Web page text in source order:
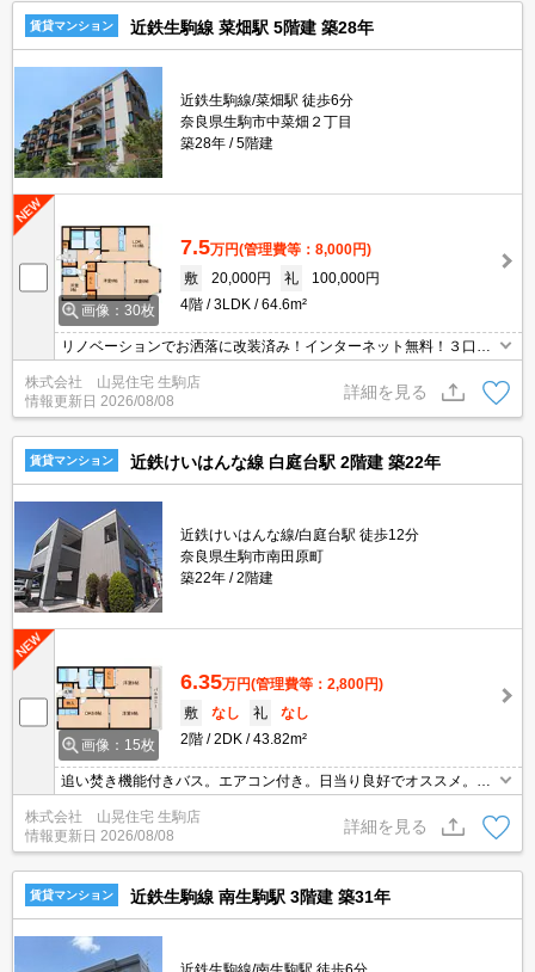
賃貸マンション 近鉄生駒線 菜畑駅 5階建 築28年
近鉄生駒線/菜畑駅 徒歩6分
奈良県生駒市中菜畑２丁目
築28年
5階建
画像：30枚
7.5万円(管理費等：8,000円)
敷
20,000円 礼
100,000円
4階
3LDK 64.6m²
リノベーションでお洒落に改装済み！インターネット無料！３口ガ
スコンロ付きのシステムキッチン、温水洗浄便座付きトイレ交換済
み♪追い焚き機能付きのお風呂や独立洗面台など人気の設備も満載。
オートロック付きエントランスとカードキーシステムでセキュリテ
ィも安心。
株式会社 山晃住宅 生駒店
情報更新日 2026/08/08
詳細を見る
賃貸マンション 近鉄けいはんな線 白庭台駅 2階建 築22年
近鉄けいはんな線/白庭台駅 徒歩12分
奈良県生駒市南田原町
築22年
2階建
画像：15枚
6.35万円(管理費等：2,800円)
敷
なし 礼
なし
2階
2DK 43.82m²
追い焚き機能付きバス。エアコン付き。日当り良好でオススメ。住
環境が良くて人気のエリア☆スーパーやコンビニ、ドラッグストア
なども近くにあり買い物も便利！追炊き機能付のお風呂やシャワー
式洗面台もうれしいポイントですね！エアコン付でお引越しもラク
ラク！
株式会社 山晃住宅 生駒店
情報更新日 2026/08/08
詳細を見る
賃貸マンション 近鉄生駒線 南生駒駅 3階建 築31年